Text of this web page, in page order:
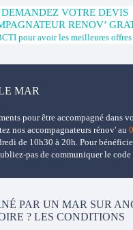
DEMANDEZ VOTRE DEVIS
RENOV’
pour avoir les meilleures offres
MAR
pour être accompagné dans
nos accompagnateurs rénov' au
de 10h30 à 20h. Pour
pas de communiquer le
PAR UN MAR SUR
? LES CONDITIONS